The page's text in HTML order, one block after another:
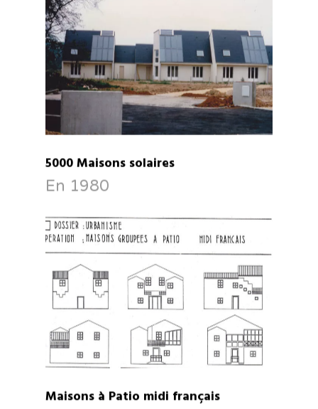
5000 Maisons solaires
En 1980
Maisons à Patio midi français